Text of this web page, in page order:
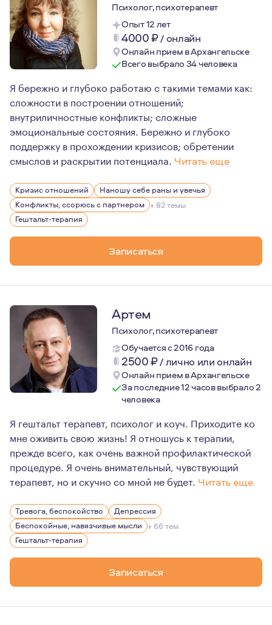
Психолог, психотерапевт
Опыт 12 лет
4000₽/ онлайн
Онлайн прием в Архангельске
Всего выбрало 34 человека
Я бережно и глубоко работаю с такими темами как:
сложности в построении отношений;
внутриличностные конфликты; сложные
эмоциональные состояния. Бережно и глубоко
поддержку в прохождении кризисов; обретении
смыслов и раскрытии потенциала. Читать еще
На мой взгляд психотерапия - это шаг к улучшению
Поддерживаю в процессе принятия решений и
Дружелюбна к проявлению разнообразия
Повышаю квалификацию участвуя в работе
Кризис отношений
Наношу себе раны и увечья
Конфликты, ссорюсь с партнером + 82 темы
Гештальт-терапия
Записаться
Артем
Психолог, психотерапевт
Обучается с 2016 года
2500₽/лично или онлайн
Онлайн прием в Архангельске
За последние 12 часов выбрало 2
человека
Я гештальт терапевт, психолог и коуч. Приходите ко
мне оживить свою жизнь! Я отношусь к терапии,
прежде всего, как очень важной профилактической
процедуре. Я очень внимательный, чувствующий
терапевт, но и скучно со мной не будет. Читать еще
Я люблю путешествия, собак и природу. Люблю
Тревога, беспокойство
Депрессия
Беспокойные, навязчивые мысли + 66 тем
Гештальт-терапия
Записаться